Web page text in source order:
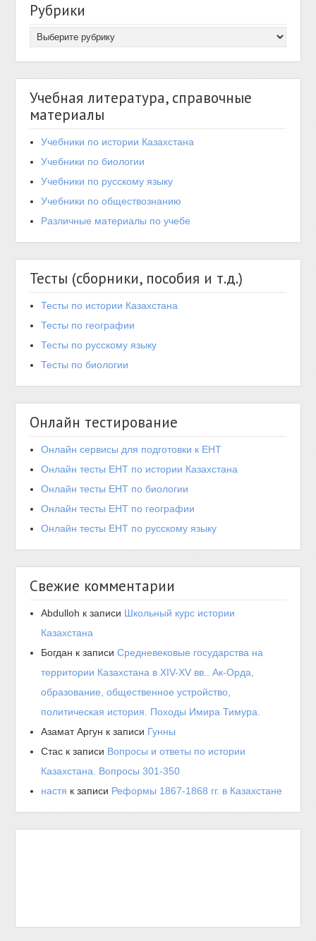
Рубрики
Учебная литература, справочные
материалы
Учебники по истории Казахстана
Учебники по биологии
Учебники по русскому языку
Учебники по обществознанию
Различные материалы по учебе
Тесты (сборники, пособия и т.д.)
Тесты по истории Казахстана
Тесты по географии
Тесты по русскому языку
Тесты по биологии
Онлайн тестирование
Онлайн сервисы для подготовки к ЕНТ
Онлайн тесты ЕНТ по истории Казахстана
Онлайн тесты ЕНТ по биологии
Онлайн тесты ЕНТ по географии
Онлайн тесты ЕНТ по русскому языку
Свежие комментарии
Abdulloh к записи Школьный курс истории
Казахстана
Богдан к записиСредневековые государства на
территории Казахстана в XIV-XV вв.. Ак-Орда,
образование, общественное устройство,
политическая история. Походы Имира Тимура.
Азамат Аргун к записи Гунны
Стас к записи Вопросы и ответы по истории
Казахстана. Вопросы 301-350
настя к записи Реформы 1867-1868 гг. в Казахстане